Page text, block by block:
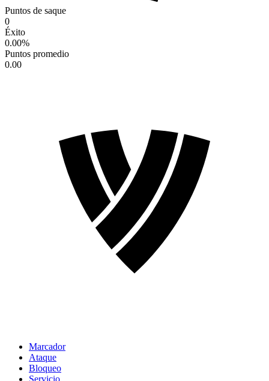
Puntos de saque
0
Éxito
0.00%
Puntos promedio
0.00
Marcador
Ataque
Bloqueo
Servicio